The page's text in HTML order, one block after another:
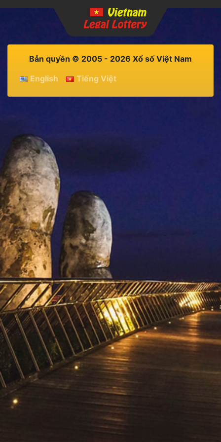
Bản quyền © 2005 - 2026 Xổ số Việt Nam
English
Tiếng Việt